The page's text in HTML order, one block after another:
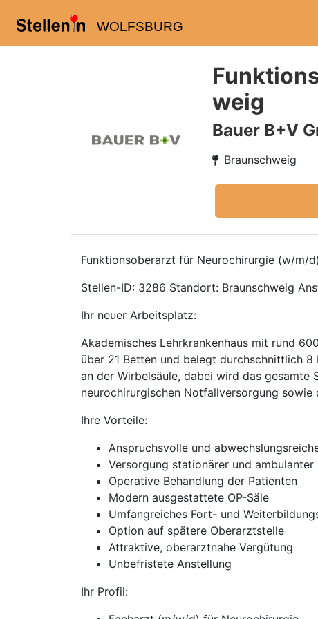
WOLFSBURG
weig
Bauer B+V
Braunschweig
Funktionsoberarzt für Neurochirurgie (w/m/d)
Stellen-ID: 3286 Standort: Braunschweig
Ihr neuer Arbeitsplatz:
Akademisches Lehrkrankenhaus mit rund
über 21 Betten und belegt durchschnittlich
an der Wirbelsäule, dabei wird das
neurochirurgischen Notfallversorgung
Ihre Vorteile:
Anspruchsvolle und
Versorgung stationärer und ambulanter
Operative Behandlung der Patienten
Modern ausgestattete OP-Säle
Umfangreiches Fort- und
Option auf spätere Oberarztstelle
Attraktive, oberarztnahe Vergütung
Unbefristete Anstellung
Ihr Profil: